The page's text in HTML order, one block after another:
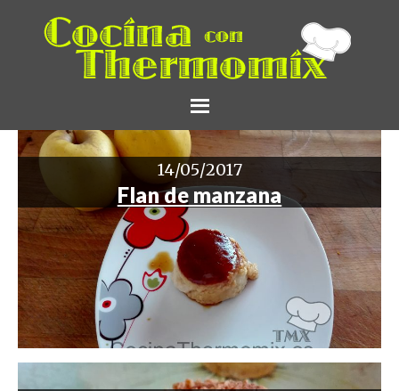
14/05/2017
Flan de manzana